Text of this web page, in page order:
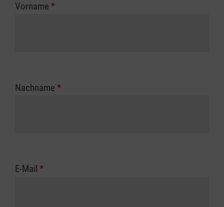
Vorname *
Nachname *
E-Mail *